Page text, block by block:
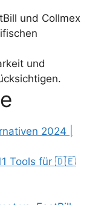
und Collmex
und
2024 |
Tools für 🇩🇪